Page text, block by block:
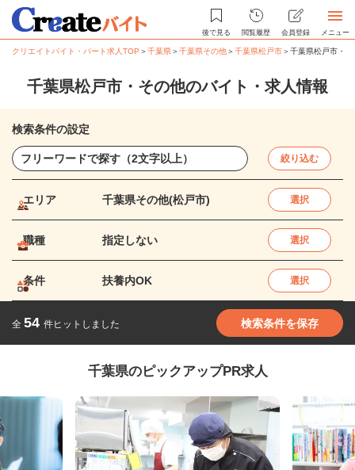
後で見る 閲覧履歴 会員登録 メニュー
クリエイトバイト・パート求人TOP ＞千葉県＞千葉県その他＞千葉県松戸市＞千葉県松戸市・
千葉県松戸市・その他のバイト・求人情報
検索条件の設定
絞り込む
エリア 千葉県その他(松戸市) 選択
職種 指定しない 選択
条件 扶養内OK 選択
全 54 件ヒットしました 検索条件を保存
千葉県のピックアップPR求人